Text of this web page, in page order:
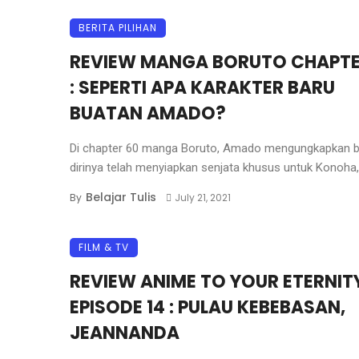
BERITA PILIHAN
REVIEW MANGA BORUTO
: SEPERTI APA KARAKTER BARU
BUATAN AMADO?
Di chapter 60 manga Boruto, Amado mengungkapkan
dirinya telah menyiapkan senjata khusus untuk Konoha,
By Belajar Tulis July 21, 2021
FILM & TV
REVIEW ANIME TO YOUR
EPISODE 14 : PULAU KEBEBASAN,
JEANNANDA